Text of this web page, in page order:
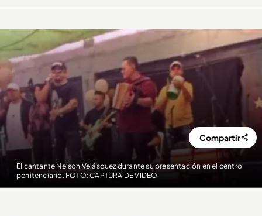
El cantante Nelson Velásquez durante su presentación en el centro
penitenciario. FOTO: CAPTURA DE VIDEO
Compartir